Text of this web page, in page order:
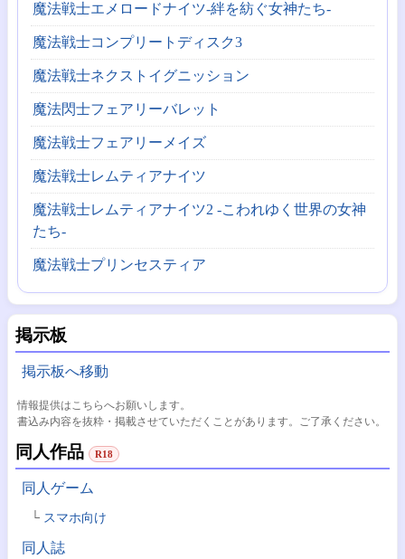
掲示板
掲示板へ移動
情報提供はこちらへお願いします。
書込み内容を抜粋・掲載させていただくことがあります。ご了承ください。
同人作品 R18
同人ゲーム
スマホ向け
同人誌
魔法戦士エメロードナイツ-絆を紡ぐ女神たち-
魔法戦士コンプリートディスク3
魔法戦士ネクストイグニッション
魔法閃士フェアリーバレット
魔法戦士フェアリーメイズ
魔法戦士レムティアナイツ
魔法戦士レムティアナイツ2 -こわれゆく世界の女神
たち-
魔法戦士プリンセスティア